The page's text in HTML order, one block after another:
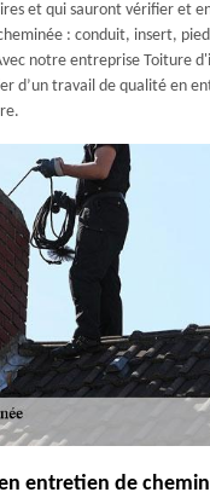
et qui sauront vérifier et
: conduit, insert,
notre entreprise Toiture
d’un travail de qualité en
entretien de